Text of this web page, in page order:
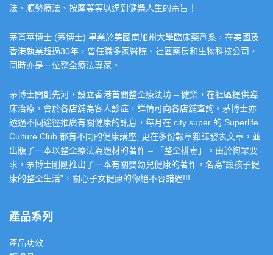
法、順勢療法、按摩等等以達到健樂人生的宗旨！
茅菁華博士 (茅博士) 畢業於美國南加州大學臨床藥劑系，在美國及
香港執業超過30年，曾任職多家醫院、社區藥房和生物科技公司，
同時亦是一位整全療法專家。
茅博士開創先河，設立香港首間整全療法坊 – 健樂，在社區提供臨
床治療，會於各店舖為客人診症，詳情可向各店舖查詢。茅博士亦
透過不同途徑推廣有關健康的訊息，每月在 city super 的 Superlife
Culture Club 都有不同的健康講座, 更在多份報章雜誌發表文章，並
出版了一本以整全療法為題材的著作 – 「整全排毒」。由於徇眾要
求，茅博士剛剛推出了一本有關嬰幼兒健康的著作，名為”讓孩子健
康的整全生活”，關心子女健康的你絕不容錯過!!!
產品系列
產品功效